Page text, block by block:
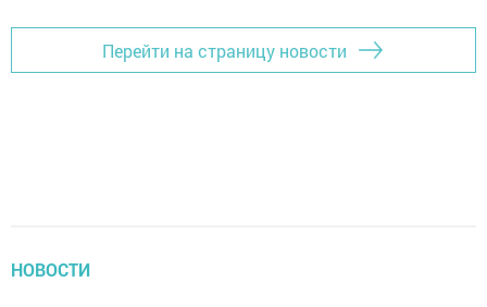
Перейти на страницу новости
НОВОСТИ